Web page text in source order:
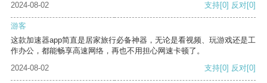
2024-08-02
支持[0] 反对[0]
游客
这款加速器app简直是居家旅行必备神器，无论是看视频、玩游戏还是工
作办公，都能畅享高速网络，再也不用担心网速卡顿了。
2024-08-02
支持[0] 反对[0]